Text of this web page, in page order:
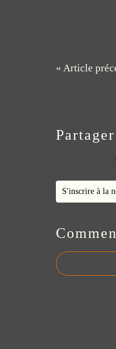
« Article
S'inscrire à la